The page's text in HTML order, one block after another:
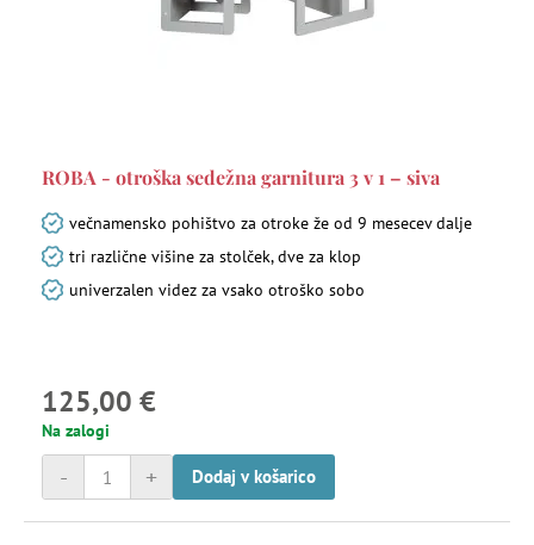
ROBA - otroška sedežna garnitura 3 v 1 – siva
večnamensko pohištvo za otroke že od 9 mesecev dalje
tri različne višine za stolček, dve za klop
univerzalen videz za vsako otroško sobo
125,00 €
Na zalogi
+
- Dodaj v košarico